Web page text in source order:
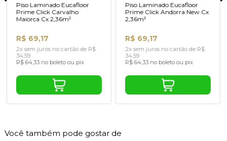
Piso Laminado Eucafloor
Prime Click Carvalho
Maiorca Cx 2,36m²
R$ 69,17
2x sem juros no cartão de R$
34,59
R$ 64,33 no boleto ou pix
Piso Laminado Eucafloor
Prime Click Andorra New Cx
2,36m²
R$ 69,17
2x sem juros no cartão de R$
34,59
R$ 64,33 no boleto ou pix
Você também pode gostar de